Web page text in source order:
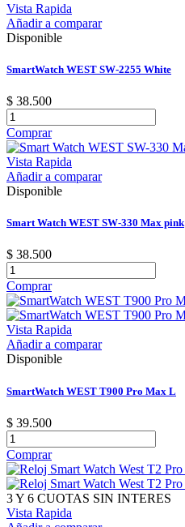
Vista Rapida
Añadir a comparar
Disponible
SmartWatch WEST SW-2255 White
$ 38.500
Comprar
Vista Rapida
Añadir a comparar
Disponible
Smart Watch WEST SW-330 Max pink
$ 38.500
Comprar
Vista Rapida
Añadir a comparar
Disponible
SmartWatch WEST T900 Pro Max L
$ 39.500
Comprar
3 Y 6 CUOTAS SIN INTERES
Vista Rapida